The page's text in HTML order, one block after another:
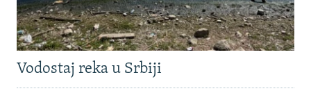
Vodostaj reka u Srbiji